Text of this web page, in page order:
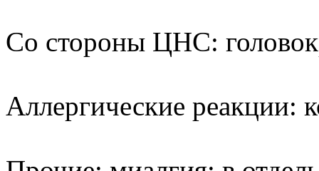
Со стороны ЦНС:
Аллергические реакции: